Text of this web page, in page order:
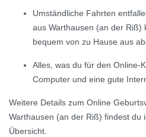
Umständliche Fahrten
aus Warthausen (an der Riß)
bequem von zu Hause aus
Alles, was du für den Online-
Computer und eine gute
Weitere Details zum Online
Warthausen (an der Riß) findest du
Übersicht.